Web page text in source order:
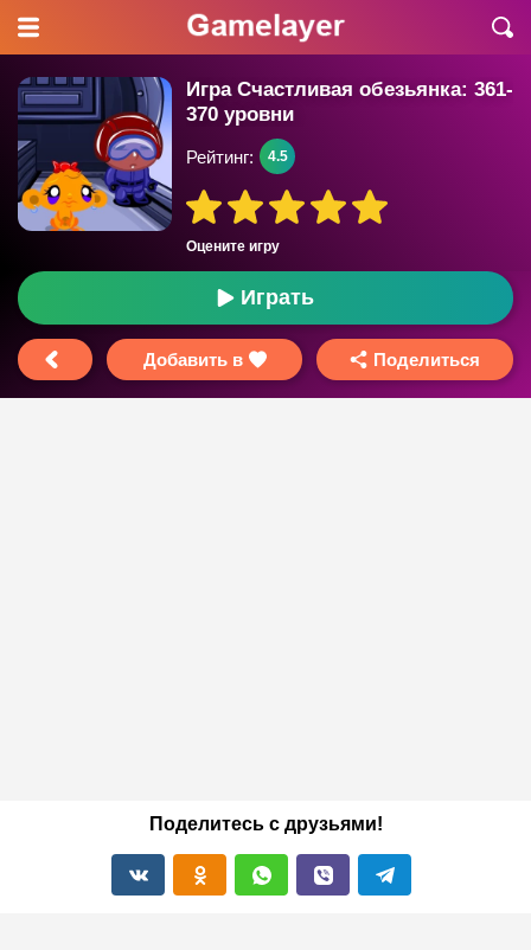
Игра Счастливая обезьянка: 361-
370 уровни
Оцените игру
Рейтинг: 4.5
Играть
Добавить в Поделиться
Поделитесь с друзьями!